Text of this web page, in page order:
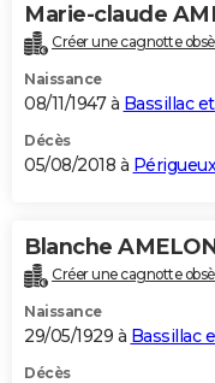
Marie-claude
Créer une cagnotte
Naissance
08/11/1947 à Bassillac
Décès
05/08/2018 à Périgueux
Blanche
Créer une cagnotte
Naissance
29/05/1929 à Bassillac
Décès